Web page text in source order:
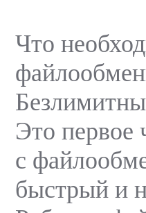
Что
Это первое
с
быстрый и